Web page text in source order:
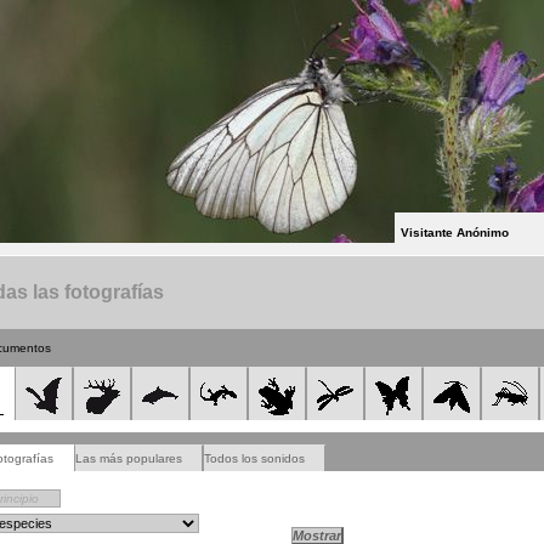
Visitante Anónimo
las fotografías
Las más populares Todos los sonidos